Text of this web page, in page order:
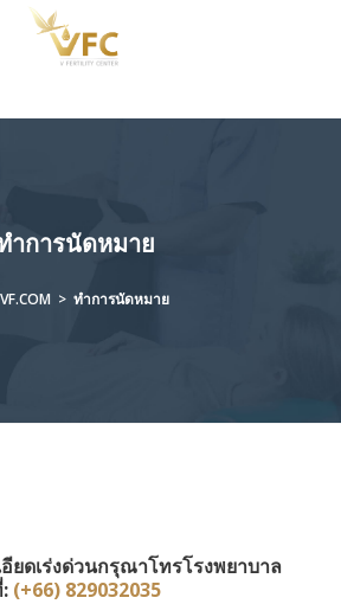
ำการนัดหมาย
> ทำการนัดหมาย
ยดเร่งด่วนกรุณาโทรโรงพยาบาล
(+66) 829032035